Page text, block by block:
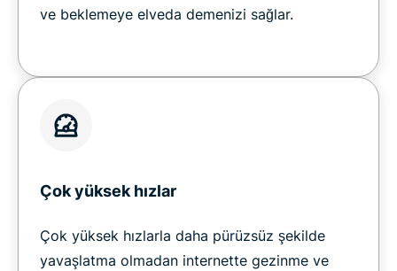
ve beklemeye elveda demenizi sağlar.
Çok yüksek hızlar
Çok yüksek hızlarla daha pürüzsüz şekilde
yavaşlatma olmadan internette gezinme ve